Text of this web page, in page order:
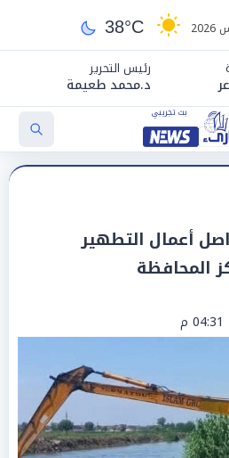
38°C
رئيس التحرير
د.محمد طعيمة
أعمال التطهير
المحافظة